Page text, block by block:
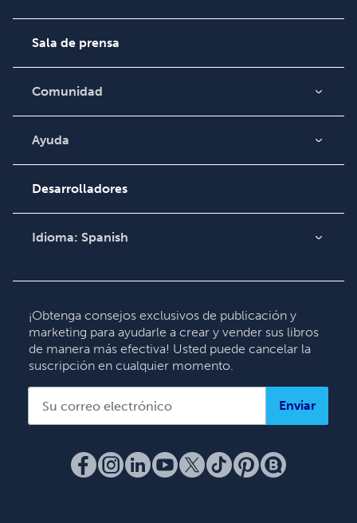
Empleo
Sala de prensa
Comunidad
Blog
Video
Podcast
Ayuda
Búsqueda de pedidos
Base de conocimientos
Comuníquese con
Desarrolladores
Idioma: Spanish
Deutsch
Français
Italiano
Español
¡Obtenga consejos exclusivos de publicación y
marketing para ayudarle a crear y vender sus libros
de manera más efectiva! Usted puede cancelar la
suscripción en cualquier momento.
Enviar